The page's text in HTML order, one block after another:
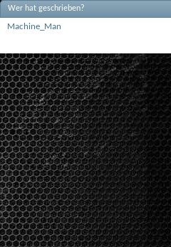
Wer hat geschrieben?
Machine_Man